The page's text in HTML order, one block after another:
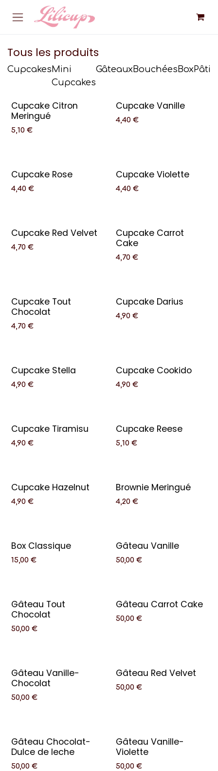
Se rendre au contenu
Tous les produits
CupcakesMini
Cupcakes
GâteauxBouchéesBox
Cupcake Citron
Meringué
5,10 €
Cupcake Vanille
4,40€
Cupcake Rose
4,40 €
Cupcake Violette
4,40€
Cupcake Red Velvet
4,70 €
Cupcake Carrot
Cake
4,70€
Cupcake Tout
Chocolat
4,70 €
Cupcake Darius
4,90€
Cupcake Stella
4,90 €
Cupcake Cookido
4,90€
Cupcake Tiramisu
4,90 €
Cupcake Reese
5,10€
Cupcake Hazelnut
4,90 €
Brownie Meringué
4,20€
Box Classique
15,00 €
Gâteau Vanille
50,00€
Gâteau Tout
Chocolat
50,00 €
Gâteau Carrot Cake
50,00€
Gâteau Vanille-
Chocolat
50,00 €
Gâteau Red Velvet
50,00€
Gâteau Chocolat-
Dulce de leche
50,00 €
Gâteau Vanille-
Violette
50,00€